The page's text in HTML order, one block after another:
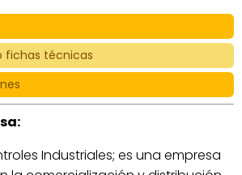
fichas técnicas
Industriales; es una empresa